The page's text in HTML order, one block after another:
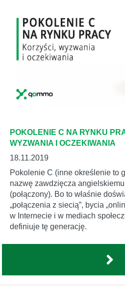
POKOLENIE C NA RYNKU
WYZWANIA I OCZEKIWANIA
18.11.2019
Pokolenie C (inne określenie to
nazwę zawdzięcza angielskiemu
(połączony). Bo to właśnie
„połączenia z siecią”, bycia
w Internecie i w mediach
definiuje tę generację.